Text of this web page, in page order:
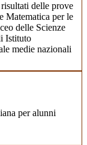
delle prove
Matematica per le
delle Scienze
Istituto
medie nazionali
per alunni